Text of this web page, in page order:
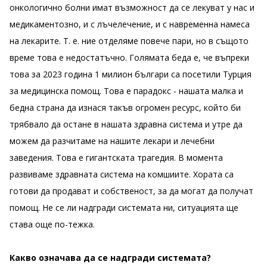
онкологично болни имат възможност да се лекуват у нас и
медикаментозно, и с лъчелечение, и с навременна намеса
на лекарите. Т. е. ние отделяме повече пари, но в същото
време това е недостатъчно. Голямата беда е, че въпреки
това за 2023 година 1 милион българи са посетили Турция
за медицинска помощ. Това е парадокс - нашата малка и
бедна страна да изнася такъв огромен ресурс, който би
трябвало да остане в нашата здравна система и утре да
можем да разчитаме на нашите лекари и лечебни
заведения. Това е гигантската трагедия. В момента
развиваме здравната система на комшиите. Хората са
готови да продават и собственост, за да могат да получат
помощ. Не се ли надгради системата ни, ситуацията ще
става още по-тежка.
Какво означава да се надгради системата?